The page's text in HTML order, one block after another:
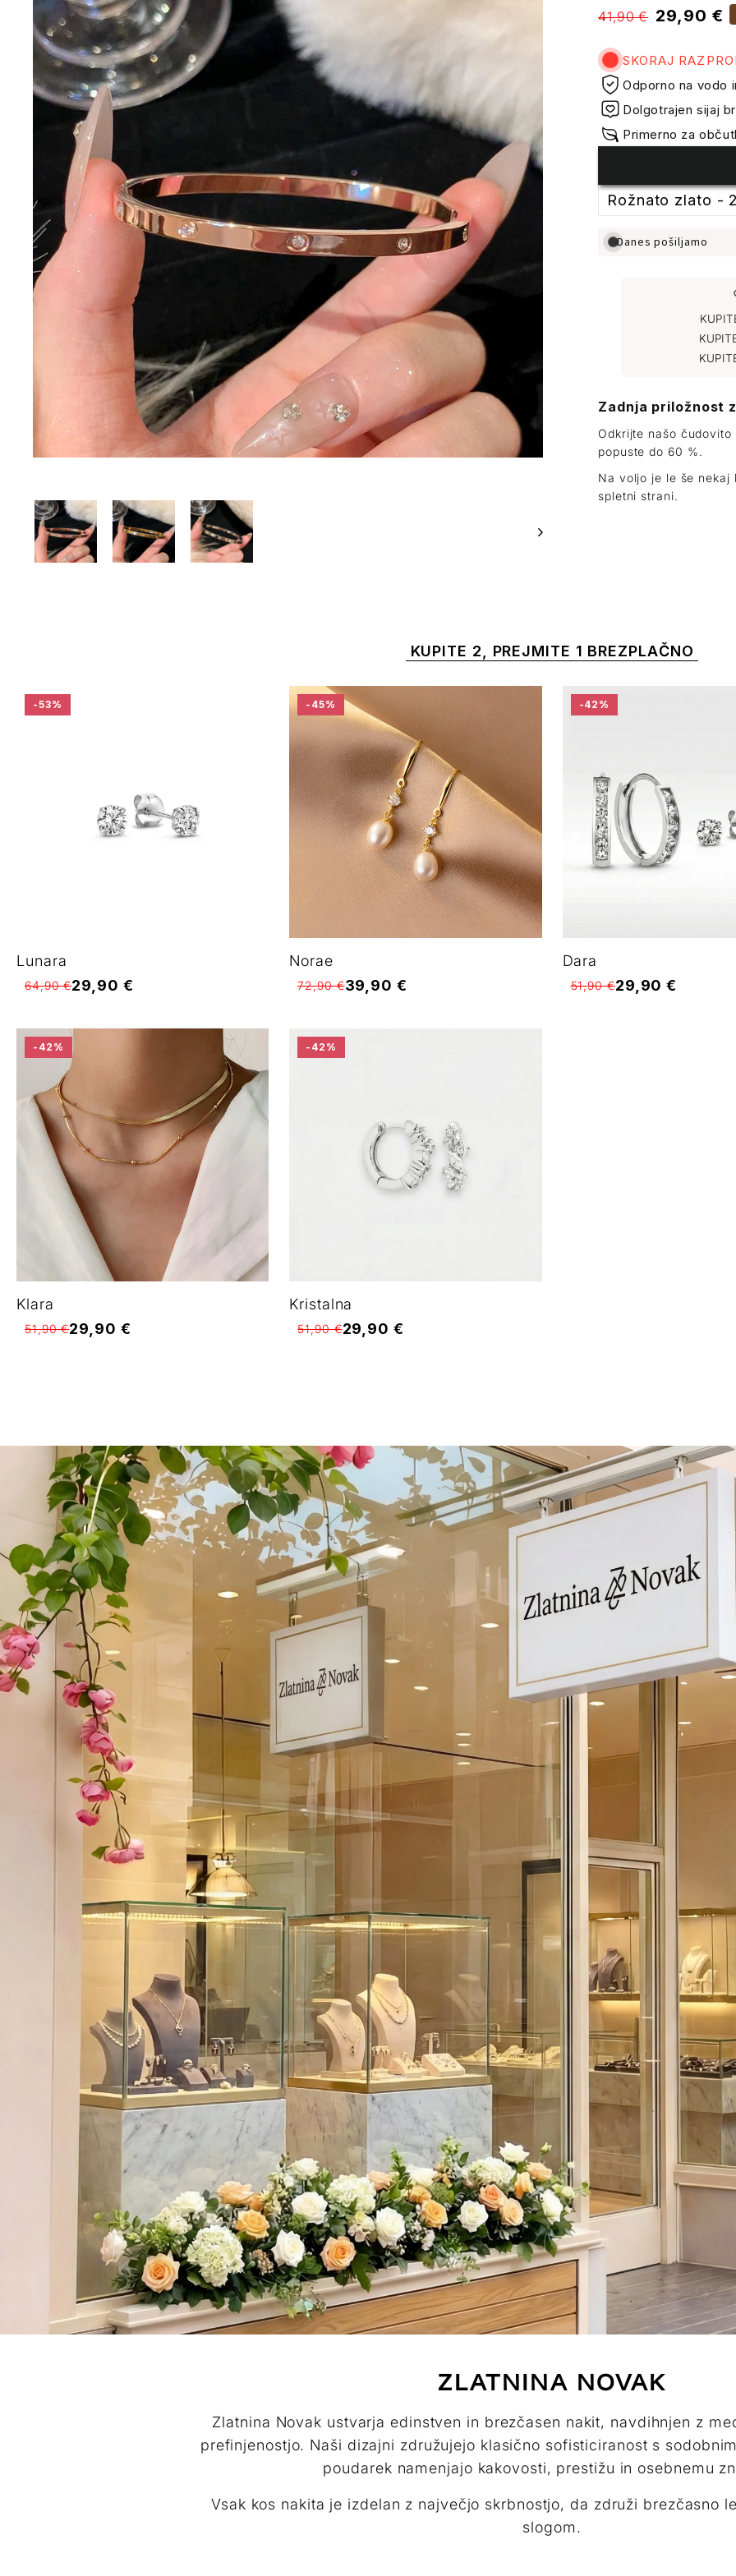
Običajna
41,90 € Prodajne
29,90 €
SKORAJ
Odporno na vodo
Dolgotrajen sijaj
Primerno za
Danes pošiljamo
Zadnja priložnost
Odkrijte našo
popuste do 60 %.
Na voljo je le še nekaj
spletni strani.
KUPITE 2, PREJMITE 1 BREZPLAČNO
-53%
Lunara
64,90 €29,90 €
-45%
Norae
72,90 €39,90 €
-42%
Dara
51,90 €29,90 €
-42%
Klara
51,90 €29,90 €
-42%
Kristalna
51,90 €29,90 €
ZLATNINA NOVAK
Zlatnina Novak ustvarja edinstven in brezčasen nakit, navdihnjen z
prefinjenostjo. Naši dizajni združujejo klasično sofisticiranost s
poudarek namenjajo kakovosti, prestižu in osebnemu
Vsak kos nakita je izdelan z največjo skrbnostjo, da združi brezčasno
slogom.